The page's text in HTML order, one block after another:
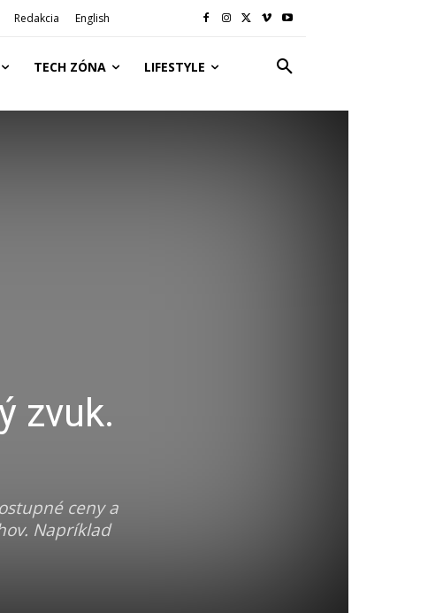
Redakcia English
TECH ZÓNA LIFESTYLE
zvuk.
ceny a
Napríklad